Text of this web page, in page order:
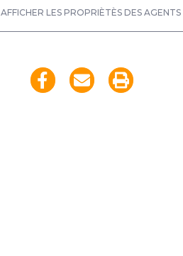
AFFICHER LES PROPRIÈTÈS DES AGENTS